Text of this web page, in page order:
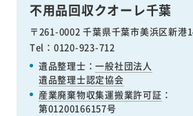
不用品回収クオーレ千葉
〒261-0002 千葉県千葉市美浜区新港
Tel：0120-923-712
遺品整理士：一般社団法人
遺品整理士認定協会
産業廃棄物収集運搬業許可証 ：
第01200166157号